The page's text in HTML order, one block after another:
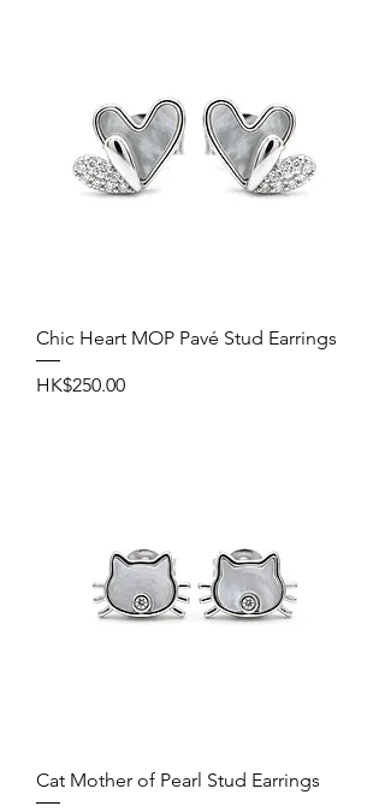
Chic Heart MOP Pavé Stud Earrings
價格
HK$250.00
Cat Mother of Pearl Stud Earrings